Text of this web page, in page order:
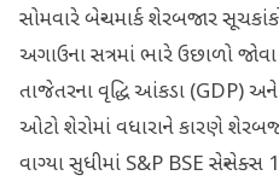
સોમવારે બેન્ચમાર્ક શેરબજાર
અગાઉના સત્રમાં ભારે ઉછાળો
તાજેતરના વૃદ્ધિ આંકડા (GDP)
ઓટો શેરોમાં વધારાને કારણે
વાગ્યા સુધીમાં S&P BSE સેન્સેક્સ